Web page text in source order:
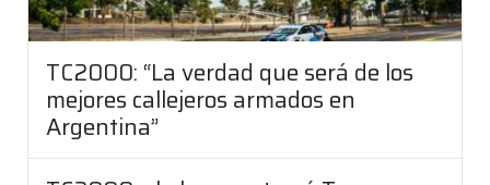
TC2000: “La verdad que será de los
mejores callejeros armados en
Argentina”